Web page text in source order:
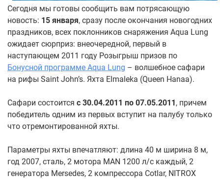
Сегодня мы готовы сообщить вам потрясающую
новость: 15 января, сразу после окончания новогодних
праздников, всех поклонников снаряжения Aqua Lung
ожидает сюрприз: внеочередной, первый в
наступающем 2011 году Розыгрыш призов по
Бонусной программе Aqua Lung – волшебное сафари
на рифы Saint John’s. Яхта Elmaleka (Queen Hanaa).
Сафари состоится с 30.04.2011 по 07.05.2011 , причем
победитель одним из первых вступит на палубу только
что отремонтированной яхты.
Параметры яхты впечатляют: длина 40 м ширина 8 м,
год 2007, сталь, 2 мотора MAN 1200 л/с каждый, 2
генератора Mersedes, 2 компрессора Cotlar, NITROX